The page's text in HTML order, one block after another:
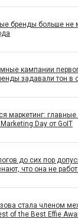
бренды больше не
кампании
задавали тон в
маркетинг:
Day от GoIT
до сих пор
что она не
стала членом
of the Best Effie